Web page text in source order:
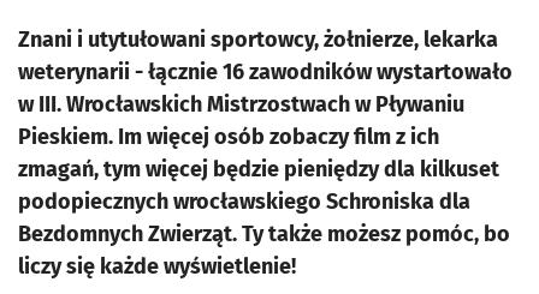
Znani i utytułowani sportowcy, żołnierze, lekarka
weterynarii - łącznie 16 zawodników wystartowało
w III. Wrocławskich Mistrzostwach w Pływaniu
Pieskiem. Im więcej osób zobaczy film z ich
zmagań, tym więcej będzie pieniędzy dla kilkuset
podopiecznych wrocławskiego Schroniska dla
Bezdomnych Zwierząt. Ty także możesz pomóc, bo
liczy się każde wyświetlenie!